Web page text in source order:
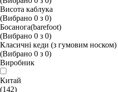
Висота каблука
(Вибрано 0 з 0)
Босанога(barefoot)
(Вибрано 0 з 0)
Класичні кеди (з гумовим носком)
(Вибрано 0 з 0)
Виробник
Китай
(142)